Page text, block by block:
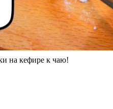
на кефире к чаю!